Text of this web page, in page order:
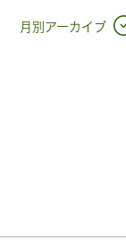
月別アーカイブ